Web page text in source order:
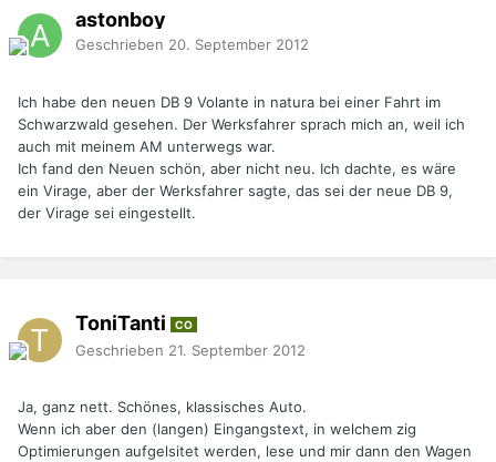
astonboy
Geschrieben 20. September 2012
Ich habe den neuen DB 9 Volante in natura bei einer Fahrt im
Schwarzwald gesehen. Der Werksfahrer sprach mich an, weil ich
auch mit meinem AM unterwegs war.
Ich fand den Neuen schön, aber nicht neu. Ich dachte, es wäre
ein Virage, aber der Werksfahrer sagte, das sei der neue DB 9,
der Virage sei eingestellt.
ToniTanti CO
Geschrieben 21. September 2012
Ja, ganz nett. Schönes, klassisches Auto.
Wenn ich aber den (langen) Eingangstext, in welchem zig
Optimierungen aufgelsitet werden, lese und mir dann den Wagen